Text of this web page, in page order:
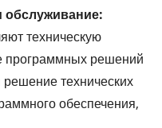
обслуживание:
техническую
программных решений
технических
обеспечения,